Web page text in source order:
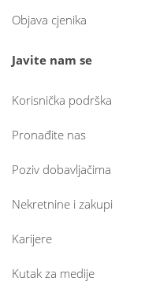
Objava cjenika
Javite nam se
Korisnička podrška
Pronađite nas
Poziv dobavljačima
Nekretnine i zakupi
Karijere
Kutak za medije